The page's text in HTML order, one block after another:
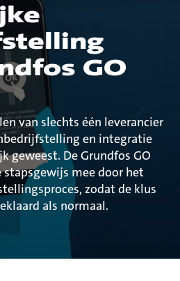
GO
van slechts één leverancier
en integratie
geweest. De Grundfos GO
mee door het
zodat de klus
als normaal.